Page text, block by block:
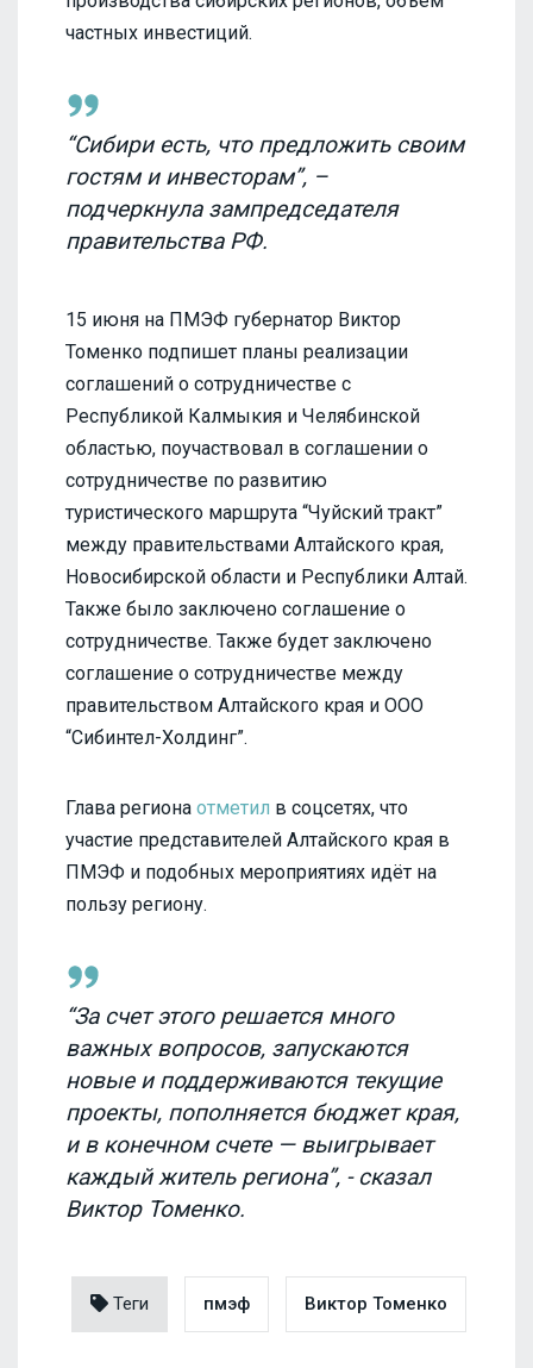
частных инвестиций.
“Сибири есть, что предложить своим
гостям и инвесторам”, –
подчеркнула зампредседателя
правительства РФ.
15 июня на ПМЭФ губернатор Виктор
Томенко подпишет планы реализации
соглашений о сотрудничестве с
Республикой Калмыкия и Челябинской
областью, поучаствовал в соглашении о
сотрудничестве по развитию
туристического маршрута “Чуйский тракт”
между правительствами Алтайского края,
Новосибирской области и Республики Алтай.
Также было заключено соглашение о
сотрудничестве. Также будет заключено
соглашение о сотрудничестве между
правительством Алтайского края и ООО
“Сибинтел-Холдинг”.
Глава региона отметил в соцсетях, что
участие представителей Алтайского края в
ПМЭФ и подобных мероприятиях идёт на
пользу региону.
“За счет этого решается много
важных вопросов, запускаются
новые и поддерживаются текущие
проекты, пополняется бюджет края,
и в конечном счете — выигрывает
каждый житель региона”, - сказал
Виктор Томенко.
Теги пмэф Виктор Томенко